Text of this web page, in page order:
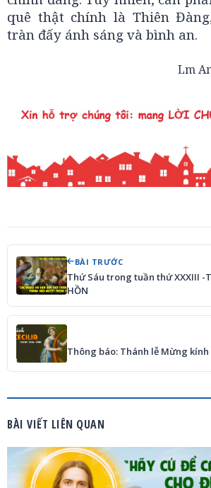
quê thật chính là Thiên
tràn đấy ánh sáng và bình an.
Lm
BÀI TRƯỚC
Thứ Sáu trong tuần thứ XXXIII -
HỒN
Thông báo: Thánh lễ Mừng
BÀI VIẾT LIÊN QUAN